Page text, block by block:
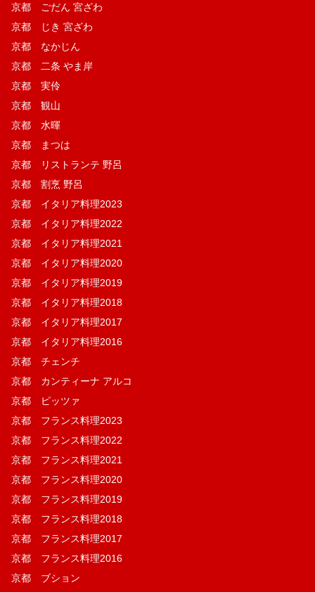
京都 ごだん 宮ざわ
京都 じき 宮ざわ
京都 なかじん
京都 二条 やま岸
京都 実伶
京都 観山
京都 水暉
京都 まつは
京都 リストランテ 野呂
京都 割烹 野呂
京都 イタリア料理2023
京都 イタリア料理2022
京都 イタリア料理2021
京都 イタリア料理2020
京都 イタリア料理2019
京都 イタリア料理2018
京都 イタリア料理2017
京都 イタリア料理2016
京都 チェンチ
京都 カンティーナ アルコ
京都 ピッツァ
京都 フランス料理2023
京都 フランス料理2022
京都 フランス料理2021
京都 フランス料理2020
京都 フランス料理2019
京都 フランス料理2018
京都 フランス料理2017
京都 フランス料理2016
京都 ブション